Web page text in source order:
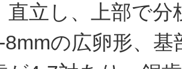
直立し、上部で
8mmの広卵形、